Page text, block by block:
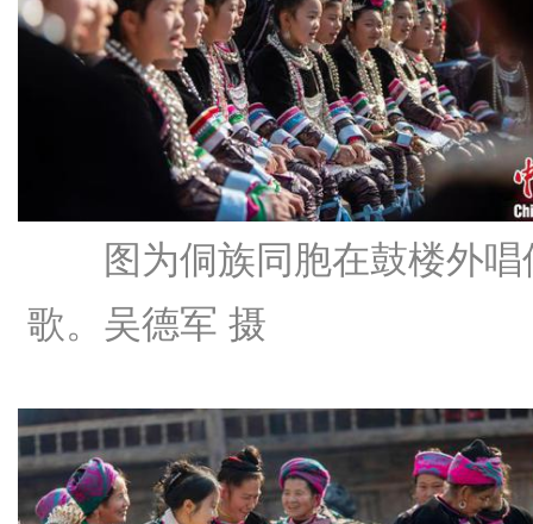
图为侗族同胞在鼓楼外唱
歌。吴德军 摄